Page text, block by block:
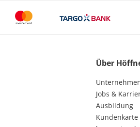
Über
Jobs &
Ausbildung
Kundenkarte